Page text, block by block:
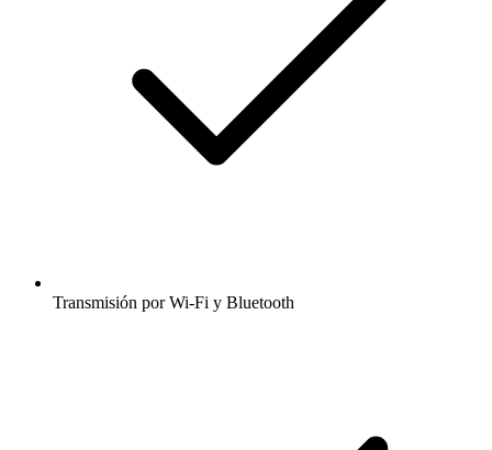
Transmisión por Wi-Fi y Bluetooth